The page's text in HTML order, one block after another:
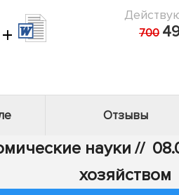
+ 700
Отзывы
науки //
хозяйством